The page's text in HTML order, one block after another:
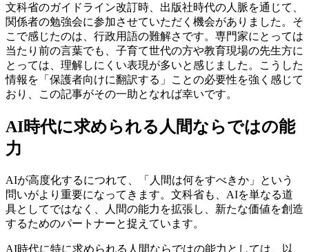
文科省のガイドライン改訂時、出版社時代の人脈を通じて、
関係者の勉強会に参加させていただく機会がありました。そ
こで感じたのは、行政用語の難解さです。専門家にとっては
当たり前の言葉でも、子育て世代の方や教育現場の先生方に
とっては、理解しにくい表現が多いと感じました。こうした
情報を「保護者向けに翻訳する」ことの必要性を強く感じて
おり、この記事がその一助となれば幸いです。
AI時代に求められる人間ならではの能
力
AIが高度化するにつれて、「人間は何をすべきか」という
問いがより重要になってきます。文科省も、AIを単なる道
具としてではなく、人間の能力を拡張し、新たな価値を創造
するためのパートナーと捉えています。
AI時代に特に求められる人間ならではの能力としては、以